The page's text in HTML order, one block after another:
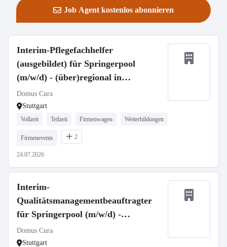
Job Agent kostenlos abonnieren
Interim-Pflegefachhelfer
(ausgebildet) für Springerpool
(m/w/d) - (über)regional in
Vollzeit/Teilzeit
Domus Cura
Stuttgart
Vollzeit Teilzeit Firmenwagen Weiterbildungen
Firmenevents 2
24.07.2026
Interim-
Qualitätsmanagementbeauftragter
für Springerpool (m/w/d) -
(über)regional in Vollzeit/Teilzeit
Domus Cura
Stuttgart